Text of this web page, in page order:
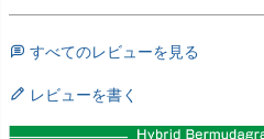
すべてのレビューを見る
レビューを書く